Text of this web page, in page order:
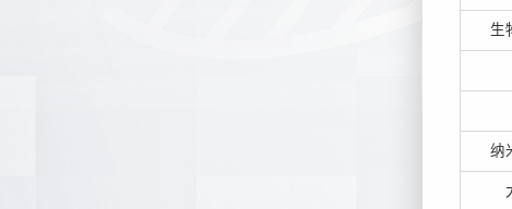
生
纳